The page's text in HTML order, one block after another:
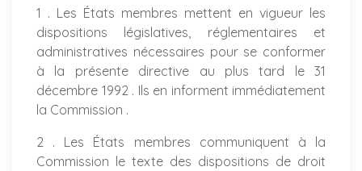
1 . Les États membres mettent en vigueur les
dispositions législatives, réglementaires et
administratives nécessaires pour se conformer
à la présente directive au plus tard le 31
décembre 1992 . Ils en informent immédiatement
la Commission .
2 . Les États membres communiquent à la
Commission le texte des dispositions de droit